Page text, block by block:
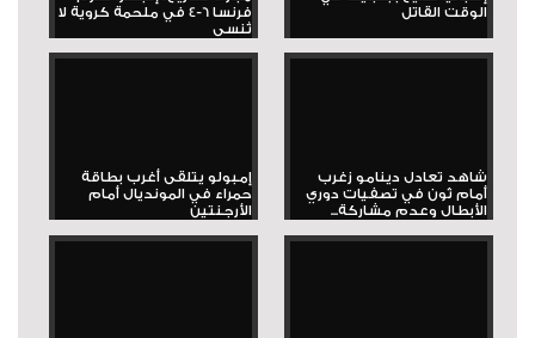
الوقت القاتل
فرنسا 6-4 في ملحمة كروية لا
تُنسى
شاهد تعادل دينامو زغرب
أمام ثون في تصفيات دوري
الأبطال وعدم مشاركة...
إمبولو يتلقى أغرب بطاقة
حمراء في المونديال أمام
الأرجنتين